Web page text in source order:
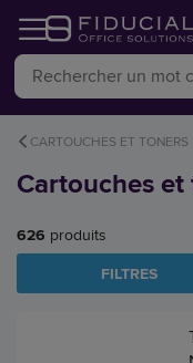
CARTOUCHES ET TONERS
Cartouches
626 produits
FILTRES